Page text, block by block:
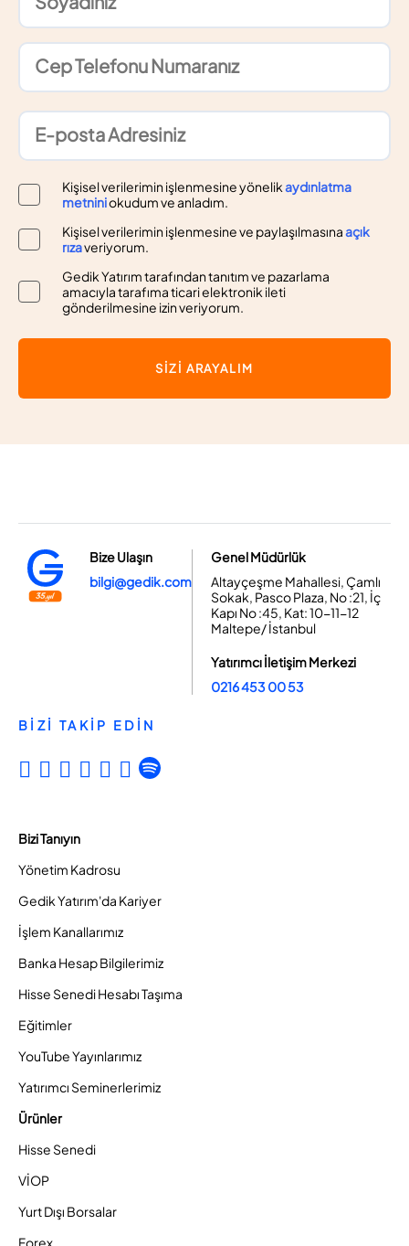
Kişisel verilerimin işlenmesine yönelikaydınlatma
metniniokudum ve anladım.
Kişisel verilerimin işlenmesine ve paylaşılmasınaaçık
rızaveriyorum.
Gedik Yatırım tarafından tanıtım ve pazarlama
amacıyla tarafıma ticari elektronik ileti
gönderilmesine izin veriyorum.
SİZİ ARAYALIM
Bize Ulaşın
bilgi@gedik.com
Genel Müdürlük
Altayçeşme Mahallesi, Çamlı
Sokak, Pasco Plaza, No :21, İç
Kapı No :45, Kat: 10-11-12
Maltepe/ İstanbul
Yatırımcı İletişim Merkezi
0216 453 00 53
BİZİ TAKİP EDİN
Bizi Tanıyın
Yönetim Kadrosu
Gedik Yatırım'da Kariyer
İşlem Kanallarımız
Banka Hesap Bilgilerimiz
Hisse Senedi Hesabı Taşıma
Eğitimler
YouTube Yayınlarımız
Yatırımcı Seminerlerimiz
Ürünler
Hisse Senedi
VİOP
Yurt Dışı Borsalar
Forex